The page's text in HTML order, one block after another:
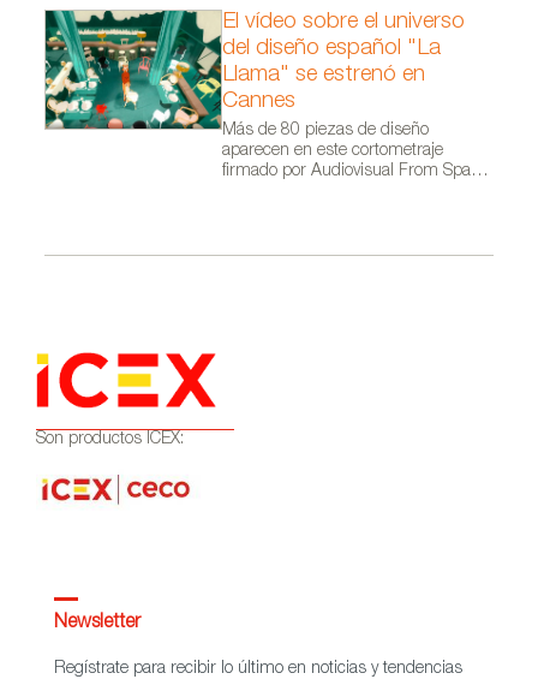
El vídeo sobre el universo
del diseño español "La
Llama" se estrenó en
Cannes
Más de 80 piezas de diseño
aparecen en este cortometraje
firmado por Audiovisual From Spain
Son productos ICEX:
Newsletter
Regístrate para recibir lo último en noticias y tendencias